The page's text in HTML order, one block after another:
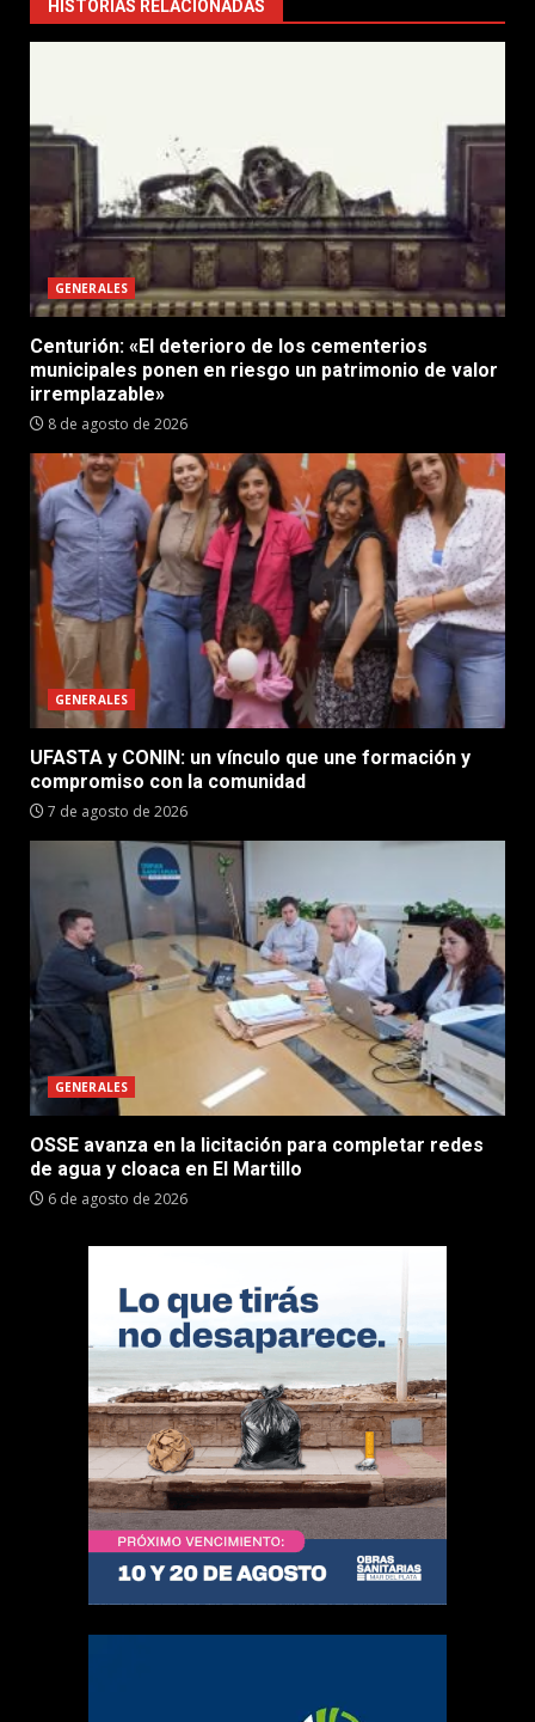
HISTORIAS RELACIONADAS
GENERALES
Centurión: «El deterioro de los cementerios
municipales ponen en riesgo un patrimonio de valor
irremplazable»
8 de agosto de 2026
GENERALES
UFASTA y CONIN: un vínculo que une formación y
compromiso con la comunidad
7 de agosto de 2026
GENERALES
OSSE avanza en la licitación para completar redes
de agua y cloaca en El Martillo
6 de agosto de 2026